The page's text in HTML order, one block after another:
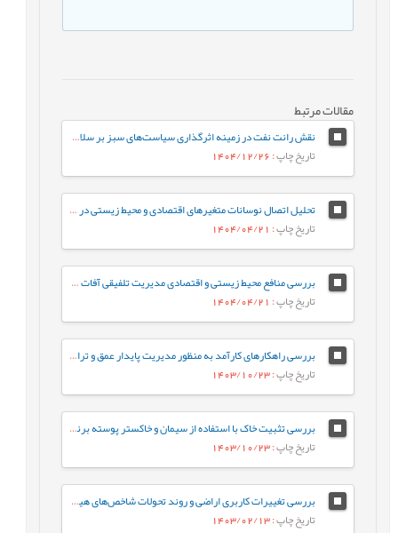
مقالات مرتبط
نقش رانت نفت در زمینه اثرگذاری سیاست‌های سبز بر سلامت محیط‌زیست در ایران
تاریخ چاپ: 1404/12/26
تحلیل اتصال نوسانات متغیرهای اقتصادی و محیط زیستی در ایران (2006-2023)
تاریخ چاپ: 1404/04/21
بررسی منافع محیط زیستی و اقتصادی مدیریت تلفیقی آفات (IPM)
تاریخ چاپ: 1404/04/21
بررسی راهکارهای کارآمد به منظور مدیریت پایدار عمق و تراز سطح آب تالاب انزلی با تأکید بر رویکردهای پیشگیری و احیا
تاریخ چاپ: 1403/10/23
بررسی تثبیت خاک با استفاده از سیمان و خاکستر پوسته برنج و کاهش اثرات مخرب زیست‌محیطی
تاریخ چاپ: 1403/10/23
بررسی تغییرات کاربری اراضی و روند تحولات شاخص‌های هیدرومورفولوژیکی بر روی مساحت و حجم پهنه آبی دریاچه اوان براساس سری‌های زمانی داده‌های لندست
تاریخ چاپ: 1403/02/13